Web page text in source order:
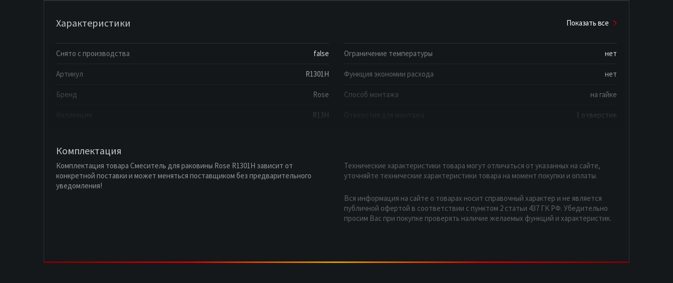
Характеристики Показать все
Снято с производства false
Артикул R1301H
Бренд Rose
R13H
Ограничение температуры нет
Функция экономии расхода нет
Способ монтажа на гайке
1 отверстие
Комплектация
Комплектация товара Смеситель для раковины Rose R1301H зависит от
конкретной поставки и может меняться поставщиком без предварительного
уведомления!
Технические характеристики товара могут отличаться от указанных на сайте,
уточняйте технические характеристики товара на момент покупки и оплаты.
Вся информация на сайте о товарах носит справочный характер и не является
публичной офертой в соответствии с пунктом 2 статьи 437 ГК РФ. Убедительно
просим Вас при покупке проверять наличие желаемых функций и характеристик.